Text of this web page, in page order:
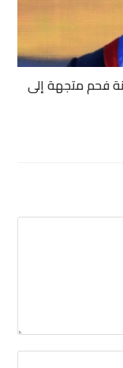
فحم متجهة إلى